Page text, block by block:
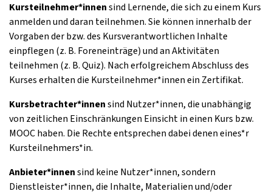
Kursteilnehmer*innensind Lernende, die sich zu einem Kurs
anmelden und daran teilnehmen. Sie können innerhalb der
Vorgaben der bzw. des Kursverantwortlichen Inhalte
einpflegen (z. B. Foreneinträge) und an Aktivitäten
teilnehmen (z. B. Quiz). Nach erfolgreichem Abschluss des
Kurses erhalten die Kursteilnehmer*innen ein Zertifikat.
Kursbetrachter*innensind Nutzer*innen, die unabhängig
von zeitlichen Einschränkungen Einsicht in einen Kurs bzw.
MOOC haben. Die Rechte entsprechen dabei denen eines*r
Kursteilnehmers*in.
Anbieter*innensind keine Nutzer*innen, sondern
Dienstleister*innen, die Inhalte, Materialien und/oder